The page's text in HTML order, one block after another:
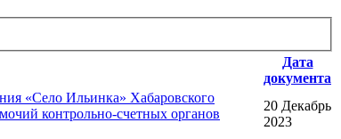
Дата
документа
«Село Ильинка» Хабаровского
контрольно-счетных органов
20 Декабрь
2023